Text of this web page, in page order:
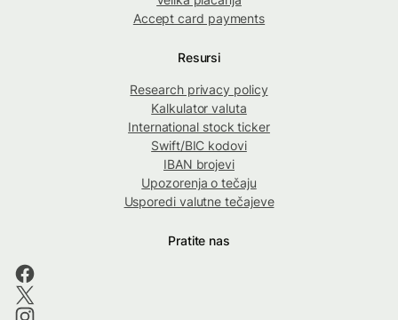
Accept card payments
Resursi
Research privacy policy
Kalkulator valuta
International stock ticker
Swift/BIC kodovi
IBAN brojevi
Upozorenja o tečaju
Usporedi valutne tečajeve
Pratite nas